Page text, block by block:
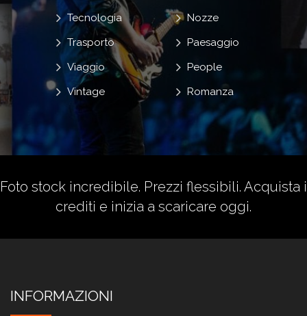
Nozze
Paesaggio
People
Romanza
Tecnologia
Trasporto
Viaggio
Vintage
Foto stock incredibile. Prezzi flessibili. Acquista i
crediti e inizia a scaricare oggi.
INFORMAZIONI